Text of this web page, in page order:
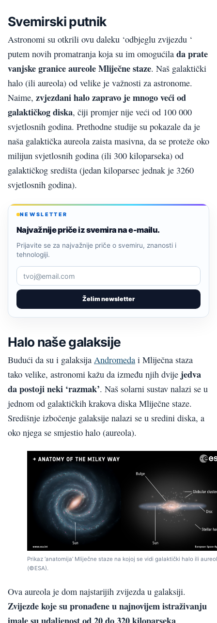
Svemirski putnik
Astronomi su otkrili ovu daleku ‘odbjeglu zvijezdu ‘
putem novih promatranja koja su im omogućila da prate
vanjske granice aureole Mliječne staze. Naš galaktički
halo (ili aureola) od velike je važnosti za astronome.
Naime, zvjezdani halo zapravo je mnogo veći od
galaktičkog diska, čiji promjer nije veći od 100 000
svjetlosnih godina. Prethodne studije su pokazale da je
naša galaktička aureola zaista masivna, da se proteže oko
milijun svjetlosnih godina (ili 300 kiloparseka) od
galaktičkog središta (jedan kiloparsec jednak je 3260
svjetlosnih godina).
NEWSLETTER
Najvažnije priče iz svemira na e-mailu.
Želim newsletter
Prijavite se za najvažnije priče o svemiru, znanosti i
tehnologiji.
Halo naše galaksije
Budući da su i galaksija Andromeda i Mliječna staza
tako velike, astronomi kažu da između njih dvije jedva
da postoji neki ‘razmak’. Naš solarni sustav nalazi se u
jednom od galaktičkih krakova diska Mliječne staze.
Središnje izbočenje galaksije nalazi se u sredini diska, a
oko njega se smjestio halo (aureola).
Prikaz ‘anatomija’ Mliječne staze na kojoj se vidi galaktički halo ili
(©ESA).
Ova aureola je dom najstarijih zvijezda u galaksiji.
Zvijezde koje su pronađene u najnovijem istraživanju
imale su udaljenost od 20 do 320 kiloparseka